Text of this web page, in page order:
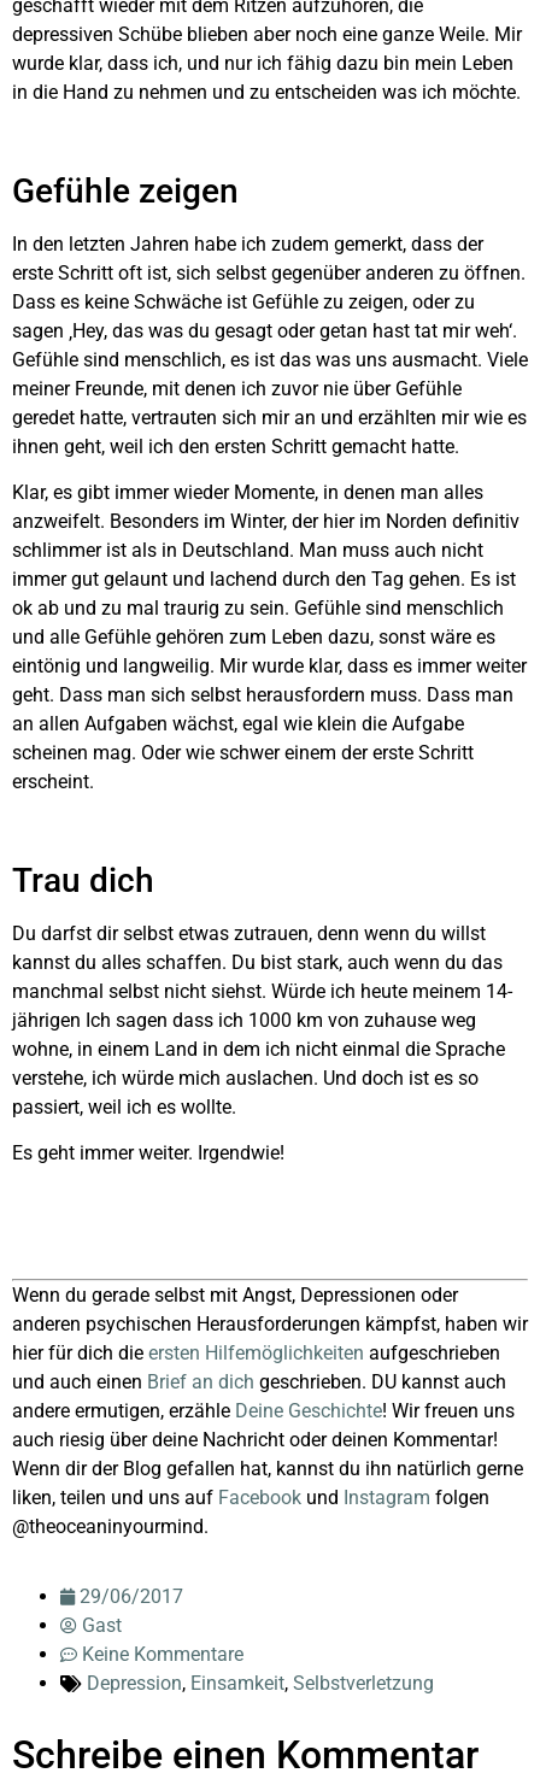
geschafft wieder mit dem Ritzen aufzuhören, die
depressiven Schübe blieben aber noch eine ganze Weile. Mir
wurde klar, dass ich, und nur ich fähig dazu bin mein Leben
in die Hand zu nehmen und zu entscheiden was ich möchte.
Gefühle zeigen
In den letzten Jahren habe ich zudem gemerkt, dass der
erste Schritt oft ist, sich selbst gegenüber anderen zu öffnen.
Dass es keine Schwäche ist Gefühle zu zeigen, oder zu
sagen ‚Hey, das was du gesagt oder getan hast tat mir weh‘.
Gefühle sind menschlich, es ist das was uns ausmacht. Viele
meiner Freunde, mit denen ich zuvor nie über Gefühle
geredet hatte, vertrauten sich mir an und erzählten mir wie es
ihnen geht, weil ich den ersten Schritt gemacht hatte.
Klar, es gibt immer wieder Momente, in denen man alles
anzweifelt. Besonders im Winter, der hier im Norden definitiv
schlimmer ist als in Deutschland. Man muss auch nicht
immer gut gelaunt und lachend durch den Tag gehen. Es ist
ok ab und zu mal traurig zu sein. Gefühle sind menschlich
und alle Gefühle gehören zum Leben dazu, sonst wäre es
eintönig und langweilig. Mir wurde klar, dass es immer weiter
geht. Dass man sich selbst herausfordern muss. Dass man
an allen Aufgaben wächst, egal wie klein die Aufgabe
scheinen mag. Oder wie schwer einem der erste Schritt
erscheint.
Trau dich
Du darfst dir selbst etwas zutrauen, denn wenn du willst
kannst du alles schaffen. Du bist stark, auch wenn du das
manchmal selbst nicht siehst. Würde ich heute meinem 14-
jährigen Ich sagen dass ich 1000 km von zuhause weg
wohne, in einem Land in dem ich nicht einmal die Sprache
verstehe, ich würde mich auslachen. Und doch ist es so
passiert, weil ich es wollte.
Es geht immer weiter. Irgendwie!
Wenn du gerade selbst mit Angst, Depressionen oder
anderen psychischen Herausforderungen kämpfst, haben wir
hier für dich die ersten Hilfemöglichkeiten aufgeschrieben
und auch einen Brief an dich geschrieben. DU kannst auch
andere ermutigen, erzähle Deine Geschichte! Wir freuen uns
auch riesig über deine Nachricht oder deinen Kommentar!
Wenn dir der Blog gefallen hat, kannst du ihn natürlich gerne
liken, teilen und uns auf Facebook und Instagram folgen
@theoceaninyourmind.
29/06/2017
Gast
Keine Kommentare
Depression, Einsamkeit, Selbstverletzung
Schreibe einen Kommentar